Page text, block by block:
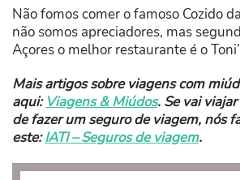
Não fomos comer o famoso Cozido
não somos apreciadores, mas
Açores o melhor restaurante é o
Mais artigos sobre viagens com
aqui: Viagens & Miúdos. Se vai
de fazer um seguro de viagem, nós
este:IATI – Seguros de viagem.